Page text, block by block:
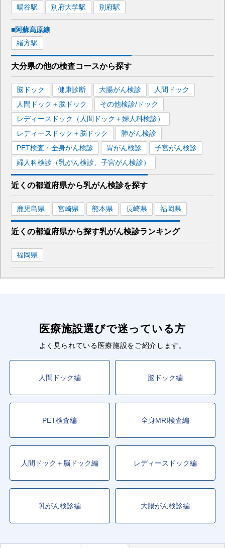
暘谷駅 別府大学駅 別府駅
■阿蘇高原線
緒方駅
大分県の他の検査コースから探す
脳ドック 健康診断 大腸がん検診
人間ドック
人間ドック＋脳ドック
その他検診/ドック
レディースドック（人間ドック＋婦人科検診）
レディースドック＋脳ドック
肺がん検診
PET検査・全身がん検診
胃がん検診
子宮がん検診
婦人科検診（乳がん検診、子宮がん検診）
近くの都道府県から乳がん検診を探す
鹿児島県 宮崎県 熊本県 長崎県 福岡県
近くの都道府県から探す乳がん検診ランキング
福岡県
医療施設選びで迷っている方
よく見られている医療施設をご紹介します。
人間ドック編 脳ドック編
PET検査編 全身MRI検査編
人間ドック＋脳ドック編 レディースドック編
乳がん検診編 大腸がん検診編